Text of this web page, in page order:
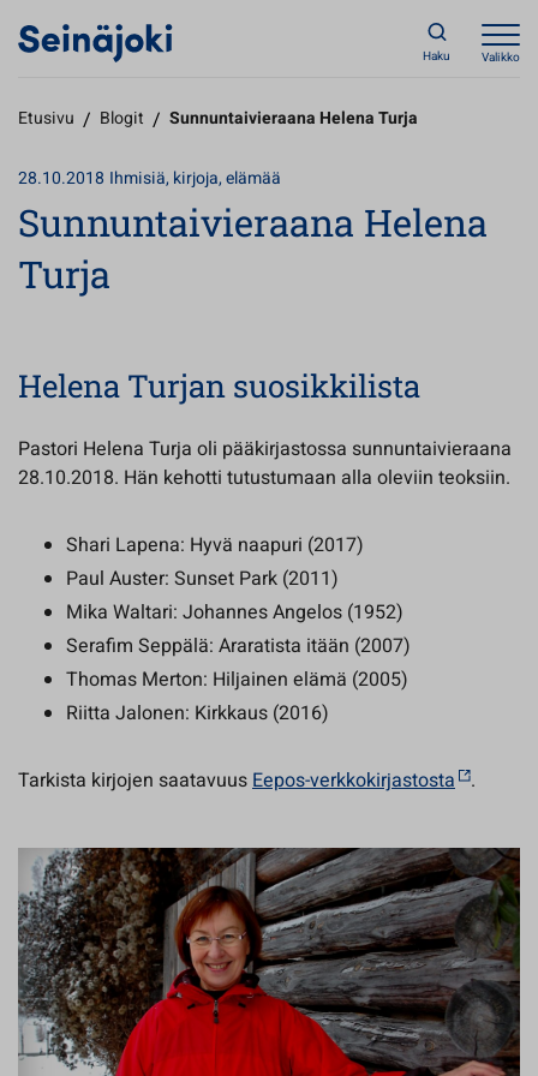
Haku Valikko
Etusivu / Blogit / Sunnuntaivieraana Helena Turja
28.10.2018 Ihmisiä, kirjoja, elämää
Sunnuntaivieraana Helena
Turja
Helena Turjan suosikkilista
Pastori Helena Turja oli pääkirjastossa sunnuntaivieraana
28.10.2018. Hän kehotti tutustumaan alla oleviin teoksiin.
Shari Lapena: Hyvä naapuri (2017)
Paul Auster: Sunset Park (2011)
Mika Waltari: Johannes Angelos (1952)
Serafim Seppälä: Araratista itään (2007)
Thomas Merton: Hiljainen elämä (2005)
Riitta Jalonen: Kirkkaus (2016)
Tarkista kirjojen saatavuusEepos-verkkokirjastosta .